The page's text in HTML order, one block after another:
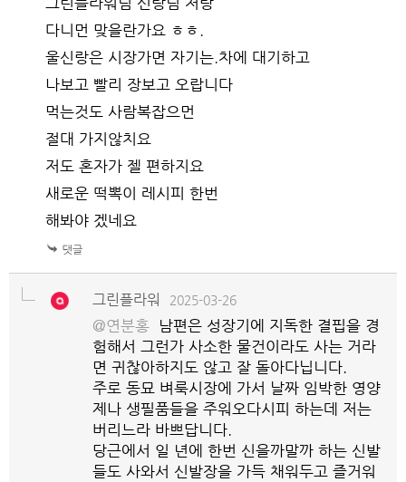
다니먼 맞을란가요 ㅎㅎ.
울신랑은 시장가면 자기는.차에 대기하고
나보고 빨리 장보고 오랍니다
먹는것도 사람복잡으먼
절대 가지않치요
저도 혼자가 젤 편하지요
새로운 떡뽁이 레시피 한번
해봐야 겠네요
그린플라워 2025-03-26
@연분홍
남편은 성장기에 지독한 결핍을 경
험해서 그런가 사소한 물건이라도 사는 거라
면 귀찮아하지도 않고 잘 돌아다닙니다.
주로 동묘 벼룩시장에 가서 날짜 임박한 영양
제나 생필품들을 주워오다시피 하는데 저는
버리느라 바쁘답니다.
당근에서 일 년에 한번 신을까말까 하는 신발
들도 사와서 신발장을 가득 채워두고 즐거워